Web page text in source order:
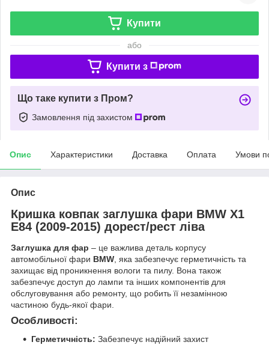
Купити
або
Купити з
Що таке купити з Пром?
Замовлення під захистом
Опис Характеристики Доставка Оплата Умови
Опис
Кришка ковпак заглушка фари BMW X1
E84 (2009-2015) дорест/рест ліва
Заглушка для фар – це важлива деталь корпусу
автомобільної фари BMW, яка забезпечує герметичність та
захищає від проникнення вологи та пилу. Вона також
забезпечує доступ до лампи та інших компонентів для
обслуговування або ремонту, що робить її незамінною
частиною будь-якої фари.
Особливості:
Герметичність: Забезпечує надійний захист